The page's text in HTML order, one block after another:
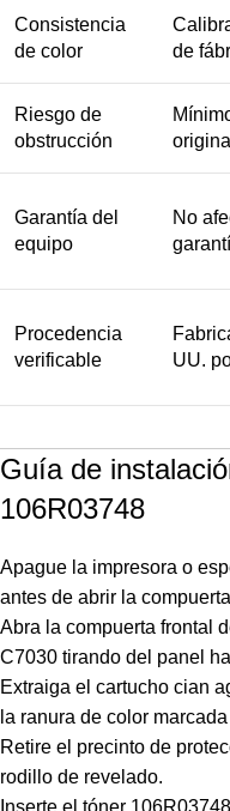
Consistencia
de color
de
Riesgo de
obstrucción
original
Garantía del
equipo
No
Procedencia
verificable
UU.
Guía de
106R03748
Apague la impresora o
antes de abrir la
Abra la compuerta frontal
C7030 tirando del panel
Extraiga el cartucho cian
la ranura de color
Retire el precinto de
rodillo de revelado.
Inserte el tóner